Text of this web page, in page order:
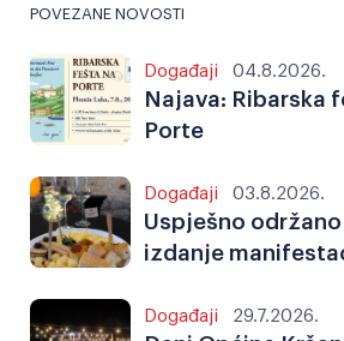
Veliki tekst
Crno-bijelo
POVEZANE NOVOSTI
Događaji 04.8.2026.
Najava: Ribarska
Porte
Događaji 03.8.2026.
Uspješno
izdanje
Događaji 29.7.2026.